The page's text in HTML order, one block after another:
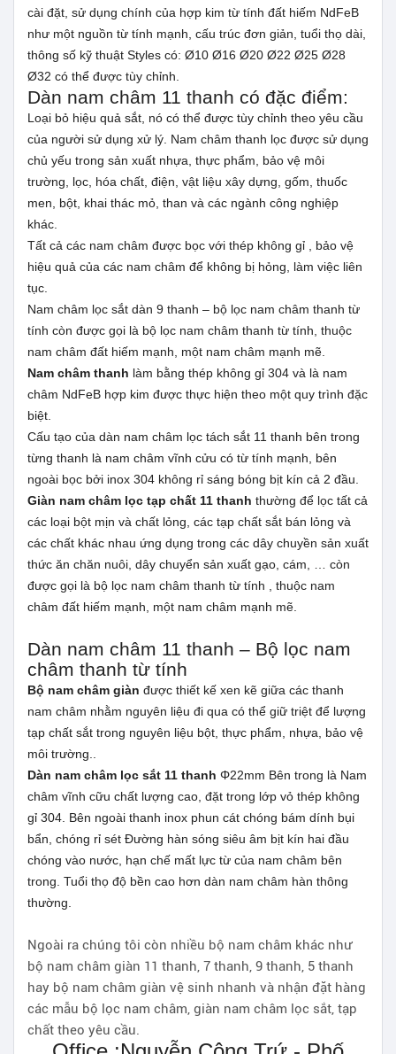
cài đặt, sử dụng chính của hợp kim từ tính đất hiếm NdFeB
như một nguồn từ tính mạnh, cấu trúc đơn giản, tuổi thọ dài,
thông số kỹ thuật Styles có: Ø10 Ø16 Ø20 Ø22 Ø25 Ø28
Ø32 có thể được tùy chỉnh.
Dàn nam châm 11 thanh có đặc điểm:
Loại bỏ hiệu quả sắt, nó có thể được tùy chỉnh theo yêu cầu
của người sử dụng xử lý. Nam châm thanh lọc được sử dụng
chủ yếu trong sản xuất nhựa, thực phẩm, bảo vệ môi
trường, lọc, hóa chất, điện, vật liệu xây dựng, gốm, thuốc
men, bột, khai thác mỏ, than và các ngành công nghiệp
khác.
Tất cả các nam châm được bọc với thép không gỉ , bảo vệ
hiệu quả của các nam châm để không bị hỏng, làm việc liên
tục.
Nam châm lọc sắt dàn 9 thanh – bộ lọc nam châm thanh từ
tính còn được gọi là bộ lọc nam châm thanh từ tính, thuộc
nam châm đất hiếm mạnh, một nam châm mạnh mẽ.
Nam châm thanh làm bằng thép không gỉ 304 và là nam
châm NdFeB hợp kim được thực hiện theo một quy trình đặc
biệt.
Cấu tạo của dàn nam châm lọc tách sắt 11 thanh bên trong
từng thanh là nam châm vĩnh cửu có từ tính mạnh, bên
ngoài bọc bởi inox 304 không rỉ sáng bóng bịt kín cả 2 đầu.
Giàn nam châm lọc tạp chất 11 thanh thường để lọc tất cả
các loại bột mịn và chất lỏng, các tạp chất sắt bán lỏng và
các chất khác nhau ứng dụng trong các dây chuyền sản xuất
thức ăn chăn nuôi, dây chuyển sản xuất gạo, cám, … còn
được gọi là bộ lọc nam châm thanh từ tính , thuộc nam
châm đất hiếm mạnh, một nam châm mạnh mẽ.
Dàn nam châm 11 thanh – Bộ lọc nam
châm thanh từ tính
Bộ nam châm giàn được thiết kế xen kẽ giữa các thanh
nam châm nhằm nguyên liệu đi qua có thể giữ triệt để lượng
tạp chất sắt trong nguyên liệu bột, thực phẩm, nhựa, bảo vệ
môi trường..
Dàn nam châm lọc sắt 11 thanh Φ22mm Bên trong là Nam
châm vĩnh cữu chất lượng cao, đặt trong lớp vỏ thép không
gỉ 304. Bên ngoài thanh inox phun cát chóng bám dính bụi
bẩn, chóng rỉ sét Đường hàn sóng siêu âm bịt kín hai đầu
chóng vào nước, hạn chế mất lực từ của nam châm bên
trong. Tuổi thọ độ bền cao hơn dàn nam châm hàn thông
thường.
Ngoài ra chúng tôi còn nhiều bộ nam châm khác như
bộ nam châm giàn 11 thanh, 7 thanh, 9 thanh, 5 thanh
hay bộ nam châm giàn vệ sinh nhanh và nhận đặt hàng
các mẫu bộ lọc nam châm, giàn nam châm lọc sắt, tạp
chất theo yêu cầu.